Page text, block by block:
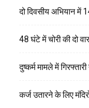
दो दिवसीय अभियान में
48 घंटे में चोरी की दो
दुष्कर्म मामले में
कर्ज उतारने के लिए